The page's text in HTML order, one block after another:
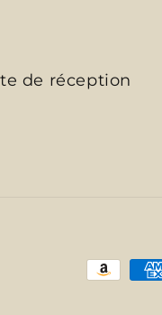
de réception
Moyens